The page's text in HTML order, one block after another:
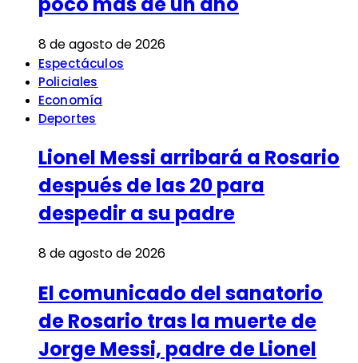
8 de agosto de 2026
Espectáculos
Policiales
Economía
Deportes
Lionel Messi arribará a Rosario
después de las 20 para
despedir a su padre
8 de agosto de 2026
El comunicado del sanatorio
de Rosario tras la muerte de
Jorge Messi, padre de Lionel